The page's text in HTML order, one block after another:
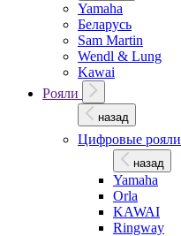
Yamaha
Беларусь
Sam Martin
Wendl & Lung
Kawai
Рояли
назад
Цифровые рояли
назад
Yamaha
Orla
KAWAI
Ringway